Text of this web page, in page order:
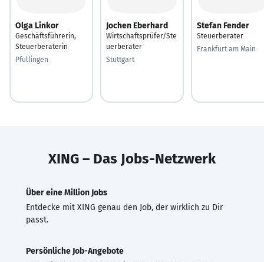
Olga Linkor
Geschäftsführerin,
Steuerberaterin
Pfullingen
Jochen Eberhard
Wirtschaftsprüfer/Ste
uerberater
Stuttgart
Stefan Fender
Steuerberater
Frankfurt am Main
XING – Das Jobs-Netzwerk
Über eine Million Jobs
Entdecke mit XING genau den Job, der wirklich zu Dir
passt.
Persönliche Job-Angebote